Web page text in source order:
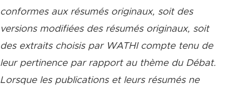
conformes aux résumés originaux, soit des
versions modifiées des résumés originaux, soit
des extraits choisis par WATHI compte tenu de
leur pertinence par rapport au thème du Débat.
Lorsque les publications et leurs résumés ne